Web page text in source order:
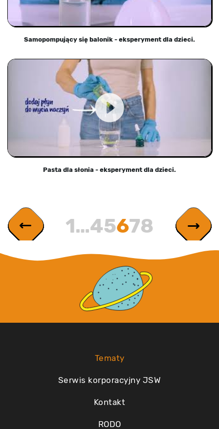
Samopompujący się balonik - eksperyment dla dzieci.
Pasta dla słonia - eksperyment dla dzieci.
1…45678
Tematy
Serwis korporacyjny JSW
Kontakt
RODO